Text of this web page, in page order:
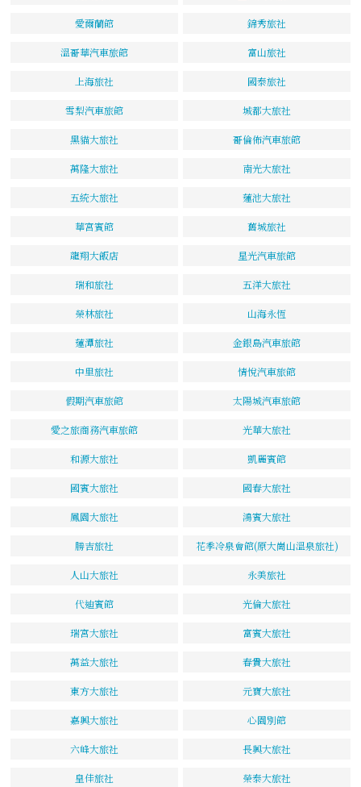
愛爾蘭館 錦秀旅社
溫哥華汽車旅館 富山旅社
上海旅社 國泰旅社
雪梨汽車旅館 城都大旅社
黑貓大旅社 哥倫佈汽車旅館
萬隆大旅社 南光大旅社
五統大旅社 蓮池大旅社
華宮賓館 舊城旅社
龍翔大飯店 星光汽車旅館
瑞和旅社 五洋大旅社
榮林旅社 山海永恆
蓮潭旅社 金銀島汽車旅館
中里旅社 情悅汽車旅館
假期汽車旅館 太陽城汽車旅館
愛之旅商務汽車旅館 光華大旅社
和源大旅社 凱麗賓館
國賓大旅社 國春大旅社
鳳園大旅社 鴻賓大旅社
勝吉旅社 花季冷泉會館(原大崗山溫泉旅社)
人山大旅社 永美旅社
代迪賓館 光倫大旅社
瑞宮大旅社 富賓大旅社
萬益大旅社 春貴大旅社
東方大旅社 元寶大旅社
嘉興大旅社 心園別館
六峰大旅社 長興大旅社
皇佳旅社 榮泰大旅社